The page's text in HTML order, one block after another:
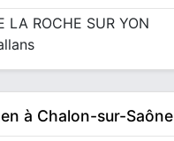
LA ROCHE SUR YON
à Chalon-sur-Saône